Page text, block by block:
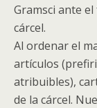
Gramsci ante
cárcel.
Al ordenar el
artículos
atribuibles),
de la cárcel.